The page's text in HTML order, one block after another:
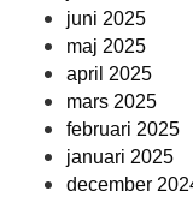
juni 2025
maj 2025
april 2025
mars 2025
februari 2025
januari 2025
december